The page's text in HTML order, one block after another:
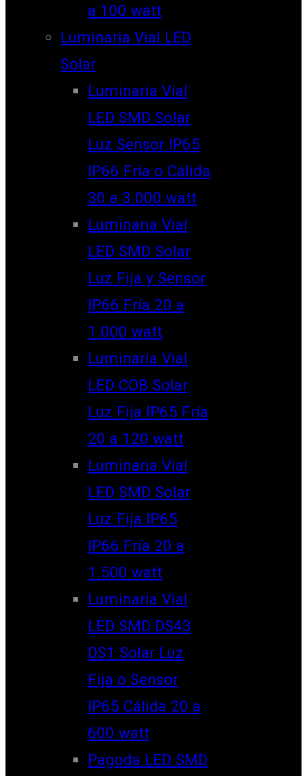
a 100 watt
Luminaria Vial LED
Solar
Luminaria Vial
LED SMD Solar
Luz Sensor IP65
IP66 Fría o Cálida
30 a 3.000 watt
Luminaria Vial
LED SMD Solar
Luz Fija y Sensor
IP66 Fría 20 a
1.000 watt
Luminaria Vial
LED COB Solar
Luz Fija IP65 Fría
20 a 120 watt
Luminaria Vial
LED SMD Solar
Luz Fija IP65
IP66 Fría 20 a
1.500 watt
Luminaria Vial
LED SMD DS43
DS1 Solar Luz
Fija o Sensor
IP65 Cálida 20 a
600 watt
Pagoda LED SMD